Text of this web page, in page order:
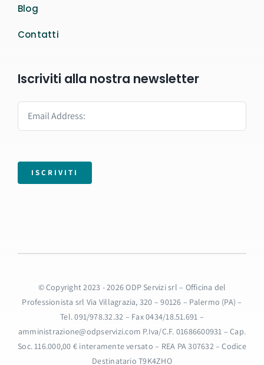
Blog
Contatti
Iscriviti alla nostra newsletter
ISCRIVITI
© Copyright 2023 - 2026 ODP Servizi srl – Officina del
Professionista srl Via Villagrazia, 320 – 90126 – Palermo (PA) –
Tel. 091/978.32.32 – Fax 0434/18.51.691 –
amministrazione@odpservizi.com P.Iva/C.F. 01686600931 – Cap.
Soc. 116.000,00 € interamente versato – REA PA 307632 – Codice
Destinatario T9K4ZHO